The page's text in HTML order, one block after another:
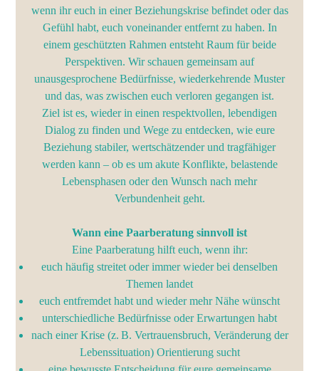
wenn ihr euch in einer Beziehungskrise befindet oder das
Gefühl habt, euch voneinander entfernt zu haben. In
einem geschützten Rahmen entsteht Raum für beide
Perspektiven. Wir schauen gemeinsam auf
unausgesprochene Bedürfnisse, wiederkehrende Muster
und das, was zwischen euch verloren gegangen ist.
Ziel ist es, wieder in einen respektvollen, lebendigen
Dialog zu finden und Wege zu entdecken, wie eure
Beziehung stabiler, wertschätzender und tragfähiger
werden kann – ob es um akute Konflikte, belastende
Lebensphasen oder den Wunsch nach mehr
Verbundenheit geht.
Wann eine Paarberatung sinnvoll ist
Eine Paarberatung hilft euch, wenn ihr:
euch häufig streitet oder immer wieder bei denselben
Themen landet
euch entfremdet habt und wieder mehr Nähe wünscht
unterschiedliche Bedürfnisse oder Erwartungen habt
nach einer Krise (z. B. Vertrauensbruch, Veränderung der
Lebenssituation) Orientierung sucht